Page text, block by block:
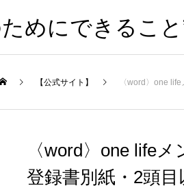
めにできること
【公式サイト】 〈word〉one
〈word〉one life
登録書別紙・2頭目